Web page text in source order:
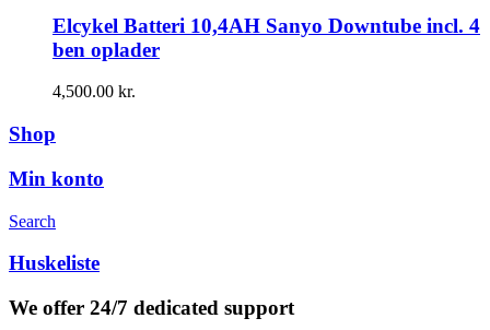
Elcykel Batteri 10,4AH Sanyo Downtube incl. 4
ben oplader
4,500.00 kr.
Shop
Min konto
Search
Huskeliste
We offer 24/7 dedicated support